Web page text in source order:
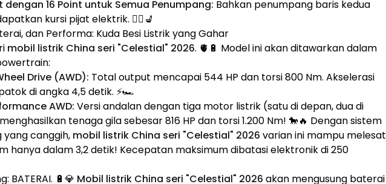
dengan 16 Point untuk Semua Penumpang: Bahkan penumpang baris kedua
kursi pijat elektrik. 💆‍♂️💺
dan Performa: Kuda Besi Listrik yang Gahar
mobil listrik China seri "Celestial" 2026. 🫀🔋 Model ini akan ditawarkan dalam
Drive (AWD): Total output mencapai 544 HP dan torsi 800 Nm. Akselerasi
di angka 4,5 detik. ⚡🏎️
AWD: Versi andalan dengan tiga motor listrik (satu di depan, dua di
tenaga gila sebesar 816 HP dan torsi 1.200 Nm! 🐎🔥 Dengan sistem
canggih, mobil listrik China seri "Celestial" 2026 varian ini mampu melesat
hanya dalam 3,2 detik! Kecepatan maksimum dibatasi elektronik di 250
BATERAI. 🔋💎 Mobil listrik China seri "Celestial" 2026 akan mengusung baterai